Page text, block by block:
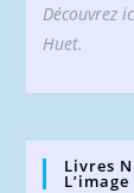
Découvrez
Huet.
Livres
L’image